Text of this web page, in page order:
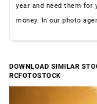
year and need them for
money. In our photo
DOWNLOAD SIMILAR
RCFOTOSTOCK